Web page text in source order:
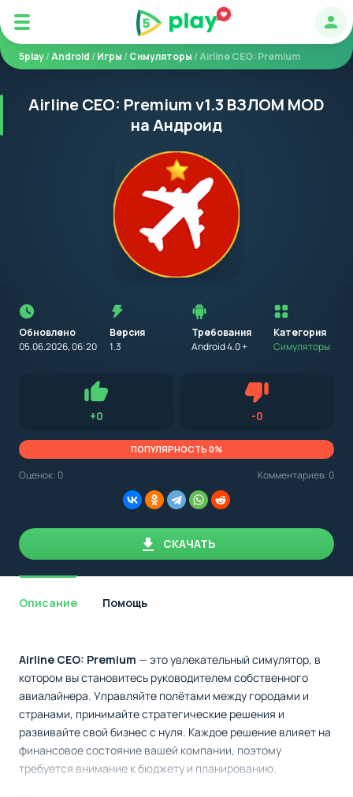
5play/Android /Игры /Симуляторы / Airline CEO: Premium
Airline CEO: Premium v1.3 ВЗЛОМ MOD
на Андроид
Обновлено
05.06.2026, 06:20
Версия
1.3
Требования
Android 4.0 +
установкой
приложения
на
устройство
с
указываем
минимальные
необходимые
Категория
Симуляторы
обращать внимание на установленную версию Android
OS. Мы указываем минимально необходимую версию для
+0Нравится -0Не нравится
ПОПУЛЯРНОСТЬ 0%
Оценок: 0 Комментариев: 0
СКАЧАТЬ
Описание Помощь
Airline CEO: Premium — это увлекательный симулятор, в
котором вы становитесь руководителем собственного
авиалайнера. Управляйте полётами между городами и
странами, принимайте стратегические решения и
развивайте свой бизнес с нуля. Каждое решение влияет на
финансовое состояние вашей компании, поэтому
требуется внимание к бюджету и планированию.